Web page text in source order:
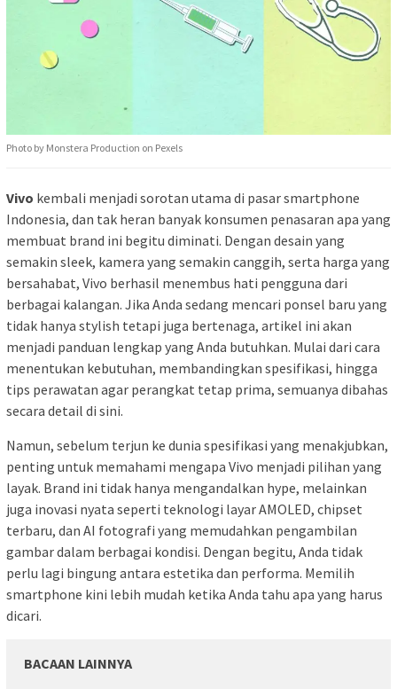
Photo by Monstera Production on Pexels
Vivo kembali menjadi sorotan utama di pasar smartphone
Indonesia, dan tak heran banyak konsumen penasaran apa yang
membuat brand ini begitu diminati. Dengan desain yang
semakin sleek, kamera yang semakin canggih, serta harga yang
bersahabat, Vivo berhasil menembus hati pengguna dari
berbagai kalangan. Jika Anda sedang mencari ponsel baru yang
tidak hanya stylish tetapi juga bertenaga, artikel ini akan
menjadi panduan lengkap yang Anda butuhkan. Mulai dari cara
menentukan kebutuhan, membandingkan spesifikasi, hingga
tips perawatan agar perangkat tetap prima, semuanya dibahas
secara detail di sini.
Namun, sebelum terjun ke dunia spesifikasi yang menakjubkan,
penting untuk memahami mengapa Vivo menjadi pilihan yang
layak. Brand ini tidak hanya mengandalkan hype, melainkan
juga inovasi nyata seperti teknologi layar AMOLED, chipset
terbaru, dan AI fotografi yang memudahkan pengambilan
gambar dalam berbagai kondisi. Dengan begitu, Anda tidak
perlu lagi bingung antara estetika dan performa. Memilih
smartphone kini lebih mudah ketika Anda tahu apa yang harus
dicari.
BACAAN LAINNYA